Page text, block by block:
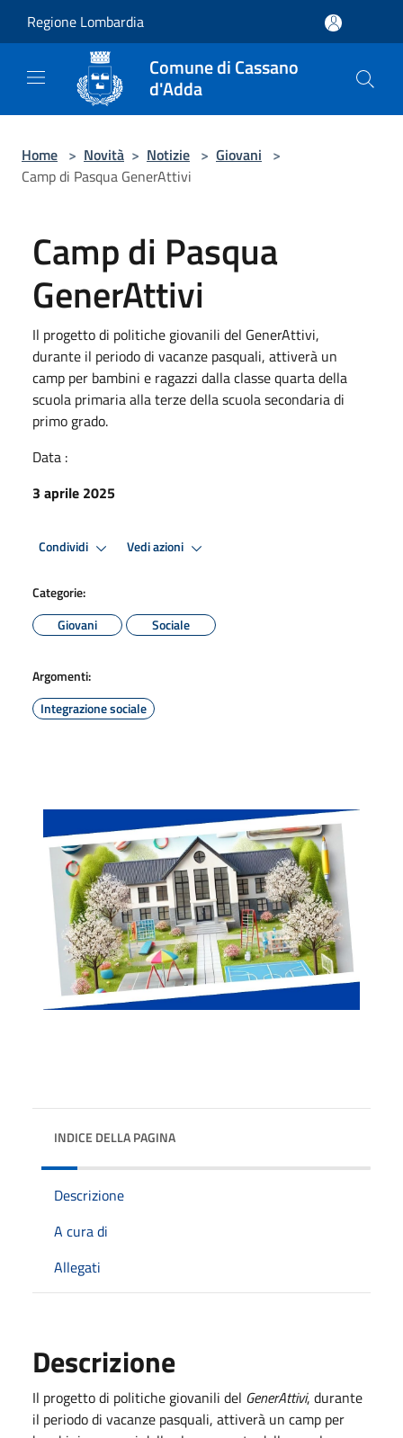
Regione Lombardia
Comune di Cassano
d'Adda
Home > Novità > Notizie > Giovani >
Camp di Pasqua GenerAttivi
Camp di Pasqua
GenerAttivi
Il progetto di politiche giovanili del GenerAttivi,
durante il periodo di vacanze pasquali, attiverà un
camp per bambini e ragazzi dalla classe quarta della
scuola primaria alla terze della scuola secondaria di
primo grado.
Data :
3 aprile 2025
Condividi Vedi azioni
Categorie:
Giovani
Sociale
Argomenti:
Integrazione sociale
INDICE DELLA PAGINA
Descrizione
A cura di
Allegati
Descrizione
Il progetto di politiche giovanili del GenerAttivi, durante
il periodo di vacanze pasquali, attiverà un camp per